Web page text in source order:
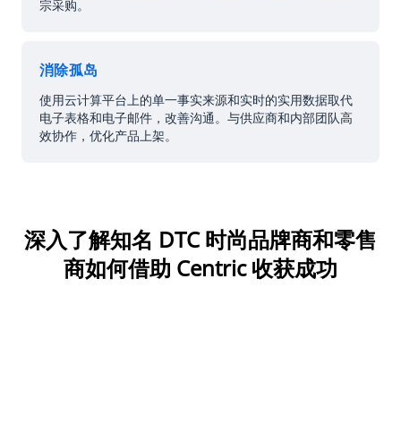
宗采购。
消除孤岛
使用云计算平台上的单一事实来源和实时的实用数据取代
电子表格和电子邮件，改善沟通。与供应商和内部团队高
效协作，优化产品上架。
深入了解知名 DTC 时尚品牌商和零售
商如何借助 Centric 收获成功